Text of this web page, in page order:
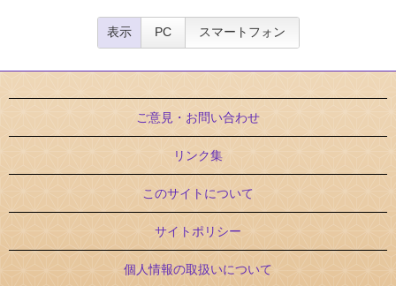
表示 PC スマートフォン
ご意見・お問い合わせ
リンク集
このサイトについて
サイトポリシー
個人情報の取扱いについて